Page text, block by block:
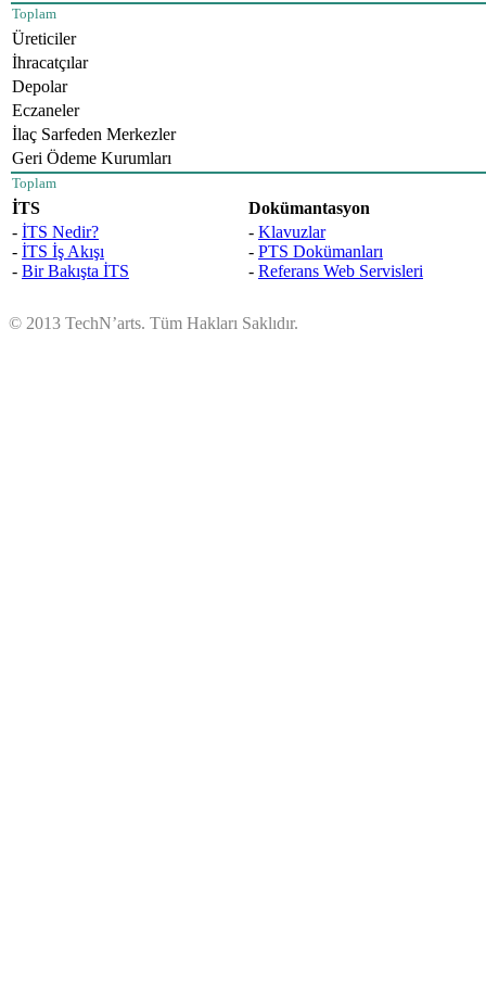
Toplam
Üreticiler
İhracatçılar
Depolar
Eczaneler
İlaç Sarfeden Merkezler
Geri Ödeme Kurumları
Toplam
İTS
Dokümantasyon
- İTS Nedir?
- İTS İş Akışı
- Bir Bakışta İTS
- Klavuzlar
- PTS Dokümanları
- Referans Web Servisleri
© 2013 TechN’arts. Tüm Hakları Saklıdır.